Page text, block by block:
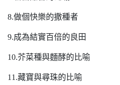
8.做個快樂的撒種者
9.成為結實百倍的良田
10.芥菜種與麵酵的比喻
11.藏寶與尋珠的比喻